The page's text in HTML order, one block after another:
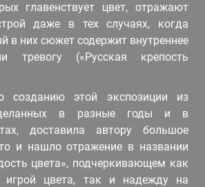
главенствует цвет, отражают
даже в тех случаях, когда
в них сюжет содержит внутреннее
тревогу («Русская крепость
созданию этой экспозиции из
в разные годы и в
доставила автору большое
и нашло отражение в названии
цвета», подчеркивающем как
игрой цвета, так и надежду на